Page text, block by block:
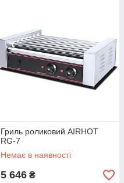
Гриль роликовий AIRHOT
RG-7
Немає в наявності
5 646 ₴